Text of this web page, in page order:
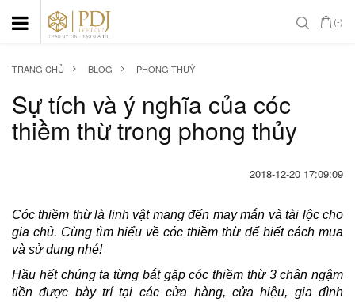
(-)
TRANG CHỦ BLOG PHONG THUỶ
Sự tích và ý nghĩa của cóc
thiềm thừ trong phong thủy
2018-12-20 17:09:09
Cóc thiềm thừ là linh vật mang đến may mắn và tài lộc cho
gia chủ. Cùng tìm hiểu về cóc thiềm thừ để biết cách mua
và sử dụng nhé!
Hầu hết chúng ta từng bắt gặp cóc thiềm thừ 3 chân ngậm
tiền được bày trí tại các cửa hàng, cửa hiệu, gia đình